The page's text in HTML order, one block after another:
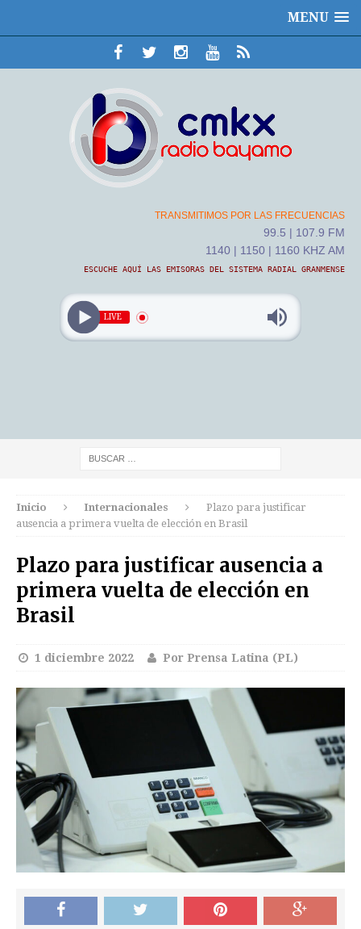
MENU
TRANSMITIMOS POR LAS FRECUENCIAS
99.5 | 107.9 FM
1140 | 1150 | 1160 KHZ AM
ESCUCHE AQUÍ LAS EMISORAS DEL SISTEMA RADIAL GRANMENSE
LIVE
Inicio Internacionales
Plazo para justificar
ausencia a primera vuelta de elección en Brasil
Plazo para justificar ausencia a
primera vuelta de elección en
Brasil
1 diciembre 2022 Por Prensa Latina (PL)